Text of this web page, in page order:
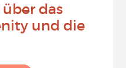
das
und die